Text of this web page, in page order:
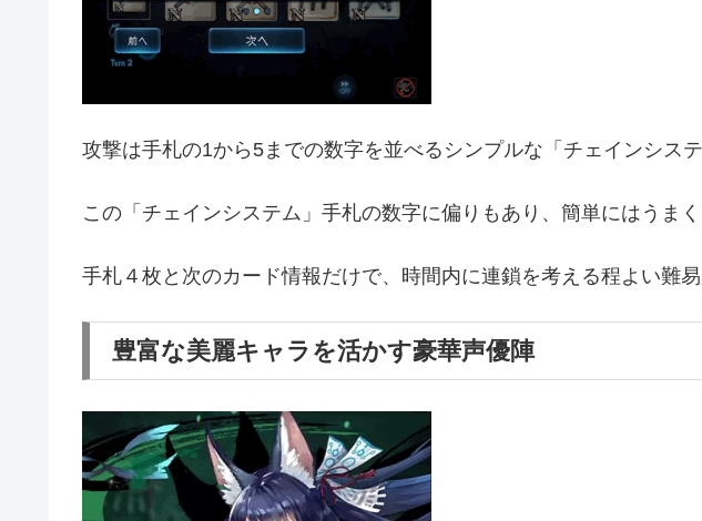
攻撃は手札の1から5までの数字を並べるシンプルな「チェインシス
この「チェインシステム」手札の数字に偏りもあり、簡単にはうまく
手札４枚と次のカード情報だけで、時間内に連鎖を考える程よい難
豊富な美麗キャラを活かす豪華声優陣